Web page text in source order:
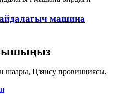
машина
шаары, Цзянсу провинциясы,